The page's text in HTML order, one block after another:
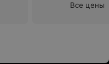
Все цены